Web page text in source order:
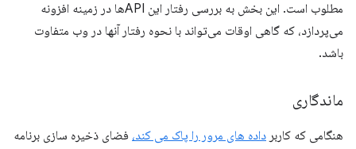
مطلوب است. این بخش به بررسی رفتار این APIها در زمینه افزونه
می‌پردازد، که گاهی اوقات می‌تواند با نحوه رفتار آنها در وب متفاوت
باشد.
ماندگاری
هنگامی که کاربر داده های مرور را پاک می کند، فضای ذخیره سازی برنامه